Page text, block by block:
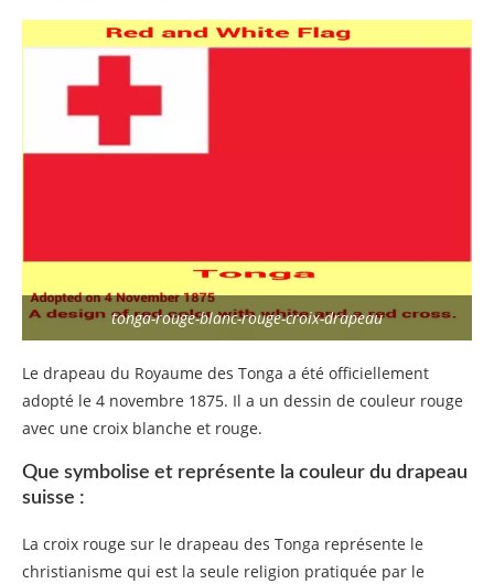
tonga-rouge-blanc-rouge-croix-drapeau
Le drapeau du Royaume des Tonga a été officiellement
adopté le 4 novembre 1875. Il a un dessin de couleur rouge
avec une croix blanche et rouge.
Que symbolise et représente la couleur du drapeau
suisse :
La croix rouge sur le drapeau des Tonga représente le
christianisme qui est la seule religion pratiquée par le